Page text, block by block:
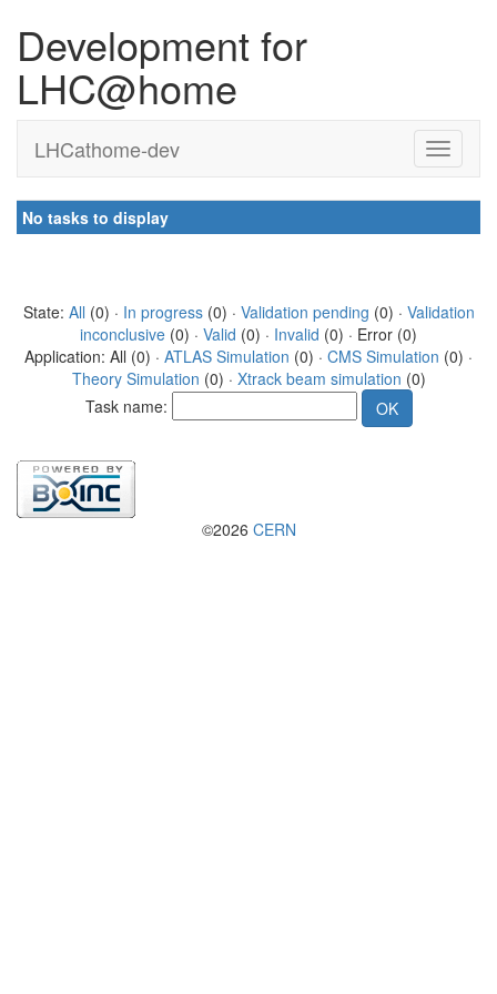
Development for
LHC@home
LHCathome-dev
No tasks to display
State: All (0) · In progress(0) · Validation pending (0) · Validation
inconclusive (0) · Valid (0) · Invalid (0) · Error (0)
Application: All (0) · ATLAS Simulation (0) · CMS Simulation (0) ·
Theory Simulation (0) · Xtrack beam simulation (0)
Task name:
©2026 CERN